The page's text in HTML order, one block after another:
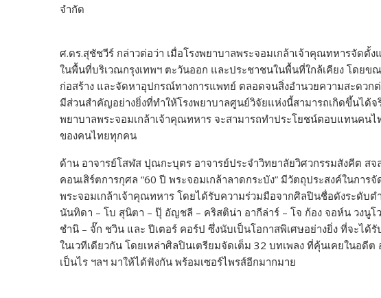
จำกัด
ศ.ดร.สุชัชวีร์ กล่าวต่อว่า เมื่อโรงพยาบาลพระจอมเกล้าเจ้าคุณทหารจัดตั้
ในพื้นที่บริเวณกรุงเทพฯ ตะวันออก และประชาชนในพื้นที่ใกล้เคียง โดยข
ก่อสร้าง และจัดหาอุปกรณ์ทางการแพทย์ ตลอดจนสิ่งอำนวยความสะดวก
มีส่วนสำคัญอย่างยิ่งที่ทำให้โรงพยาบาลศูนย์วิจัยแห่งนี้สามารถเกิดขึ้นได้จ
พยาบาลพระจอมเกล้าเจ้าคุณทหาร จะสามารถทำประโยชน์ตอบแทนคน
ของคนไทยทุกคน
ด้าน อาจารย์โสฬส ปุณกะบุตร อาจารย์ประจำวิทยาลัยวิศวกรรมสังคีต สจ
คอนเสิร์ตการกุศล “60 ปี พระจอมเกล้าลาดกระบัง” มีวัตถุประสงค์ในกา
พระจอมเกล้าเจ้าคุณทหาร โดยได้รับความร่วมมือจากศิลปินชื่อดังระดับ
นันทิดา – โบ สุนิตา – ปุ๊ อัญชลี – คริสติน่า อากีล่าร์ – โจ ก้อง จอห์น วงนู
ชำนิ – จั๊ก ชวิน และ ปีเตอร์ คอร์ป ซึ่งนับเป็นโอกาสพิเศษอย่างยิ่ง ที่จะไ
ในเวทีเดียวกัน โดยเหล่าศิลปินเตรียมจัดเต็ม 32 บทเพลง ที่คุ้นเคยในอดีต
เป็นไร ฯลฯ มาให้ได้ฟังกัน พร้อมเซอร์ไพรส์อีกมากมาย